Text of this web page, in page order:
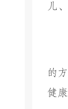
儿
的
健